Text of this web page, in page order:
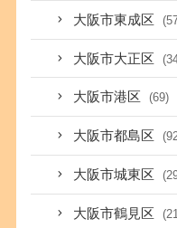
大阪市東成区
大阪市大正区
大阪市港区 (69)
大阪市都島区
大阪市城東区
大阪市鶴見区